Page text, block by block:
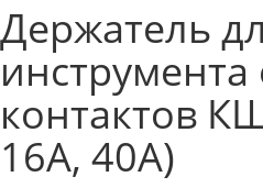
Держатель
контактов
16А, 40А)